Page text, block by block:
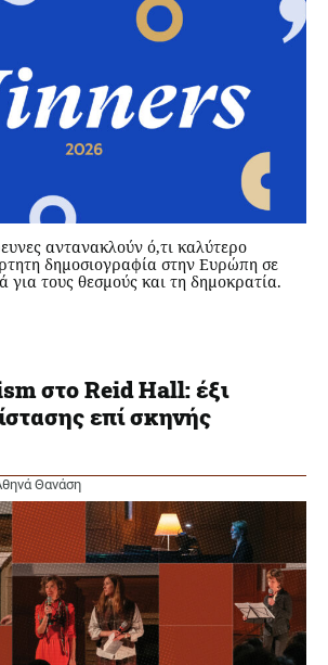
αντανακλούν ό,τι καλύτερο
δημοσιογραφία στην Ευρώπη σε
για τους θεσμούς και τη δημοκρατία.
στο Reid Hall: έξι
επί σκηνής
Θανάση